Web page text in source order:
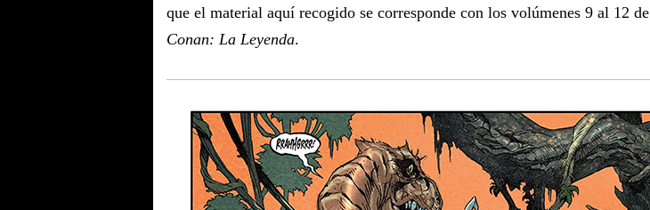
que el material aquí recogido se corresponde con los volúmenes 9 al 12 de
Conan: La Leyenda.